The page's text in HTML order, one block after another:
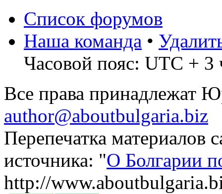
Список форумов
Наша команда •
Часовой пояс: UTC + 3
Все права принадлежат
author@aboutbulgaria.biz
Перепечатка материалов
источника: "О Болгарии
http://